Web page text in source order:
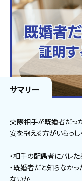
サマリー
交際相手が既婚者だっ
安を抱える方がいらっし
・相手の配偶者にバレ
・既婚者だと知らなか
ないか